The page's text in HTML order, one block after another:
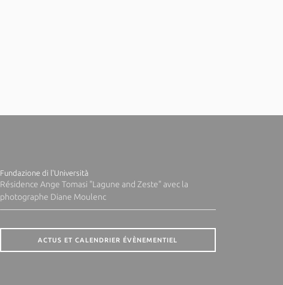
Fundazione di l'Università
Résidence Ange Tomasi "Lagune and Zeste" avec la
photographe Diane Moulenc
ACTUS ET CALENDRIER ÉVÈNEMENTIEL